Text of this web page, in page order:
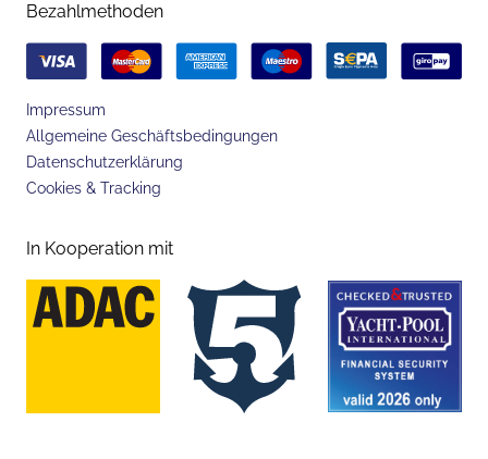
Bezahlmethoden
Impressum
Allgemeine Geschäftsbedingungen
Datenschutzerklärung
Cookies & Tracking
In Kooperation mit